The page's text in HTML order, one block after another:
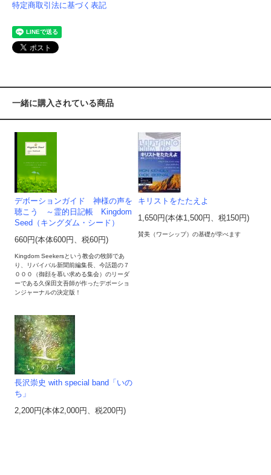
特定商取引法に基づく表記
一緒に購入されている商品
デボーションガイド 神様の声を
聴こう ～霊的日記帳 Kingdom
Seed（キングダム・シード）
660円(本体600円、税60円)
Kingdom Seekersという教会の牧師であ
り、リバイバル新聞前編集長、今話題の７
０００（御顔を慕い求める集会）のリーダ
ーである久保田文吾師が作ったデボーショ
ンジャーナルの決定版！
キリストをたたえよ
1,650円(本体1,500円、税150円)
賛美（ワーシップ）の基礎が学べます
長沢崇史 with special band「いの
ち」
2,200円(本体2,000円、税200円)